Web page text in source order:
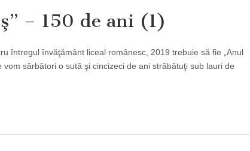
– 150 de ani (1)
întregul învăţământ liceal românesc, 2019 trebuie să fie „Anul
sărbători o sută şi cincizeci de ani străbătuţi sub lauri de